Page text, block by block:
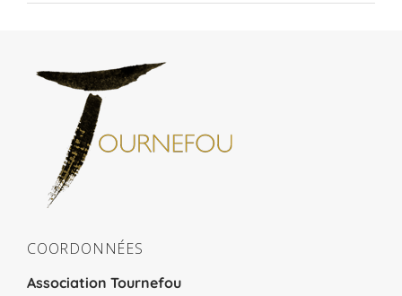
COORDONNÉES
Association Tournefou